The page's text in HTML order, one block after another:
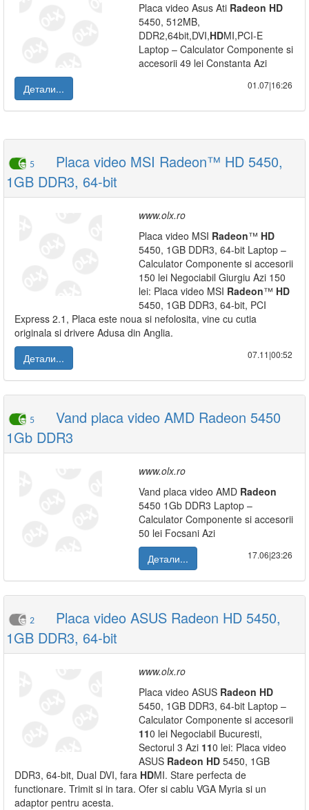
Placa video Asus Ati Radeon HD
5450, 512MB,
DDR2,64bit,DVI,HDMI,PCI-E
Laptop – Calculator Componente si
accesorii 49 lei Constanta Azi
Детали...
01.07|16:26
5
Placa video MSI Radeon™ HD 5450,
1GB DDR3, 64-bit
www.olx.ro
Placa video MSI Radeon™ HD
5450, 1GB DDR3, 64-bit Laptop –
Calculator Componente si accesorii
150 lei Negociabil Giurgiu Azi 150
lei: Placa video MSI Radeon™ HD
5450, 1GB DDR3, 64-bit, PCI
Express 2.1, Placa este noua si nefolosita, vine cu cutia
originala si drivere Adusa din Anglia.
Детали...
07.11|00:52
5
Vand placa video AMD Radeon 5450
1Gb DDR3
www.olx.ro
Vand placa video AMD Radeon
5450 1Gb DDR3 Laptop –
Calculator Componente si accesorii
50 lei Focsani Azi
Детали...
17.06|23:26
2
Placa video ASUS Radeon HD 5450,
1GB DDR3, 64-bit
www.olx.ro
Placa video ASUS Radeon HD
5450, 1GB DDR3, 64-bit Laptop –
Calculator Componente si accesorii
110 lei Negociabil Bucuresti,
Sectorul 3 Azi 110 lei: Placa video
ASUS Radeon HD 5450, 1GB
DDR3, 64-bit, Dual DVI, fara HDMI. Stare perfecta de
functionare. Trimit si in tara. Ofer si cablu VGA Myria si un
adaptor pentru acesta.